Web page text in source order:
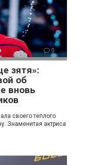
0
зятя»:
об
вновь
своего теплого
Знаменитая актриса